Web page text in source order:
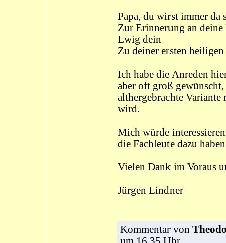
Papa, du wirst immer da
Zur Erinnerung an deine
Ewig dein
Zu deiner ersten
Ich habe die Anreden
aber oft groß
althergebrachte Variante
wird.
Mich würde
die Fachleute dazu
Vielen Dank im Voraus
Jürgen Lindner
Kommentar von